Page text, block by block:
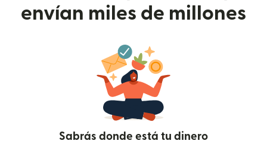
envían miles de millones
Sabrás donde está tu dinero